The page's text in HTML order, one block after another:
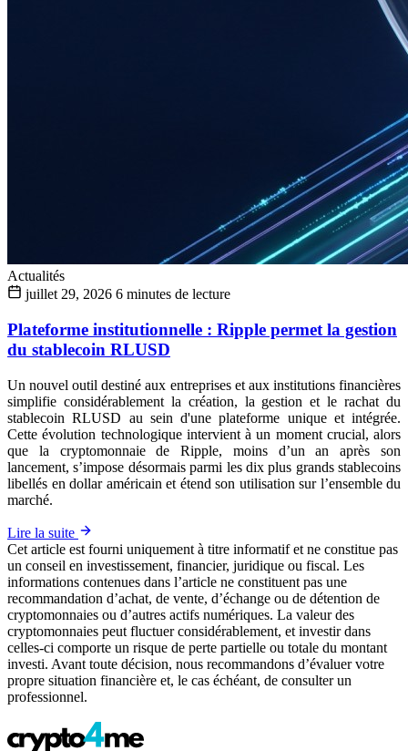
Actualités
juillet 29, 2026 6 minutes de lecture
Plateforme institutionnelle : Ripple permet la gestion
du stablecoin RLUSD
Un nouvel outil destiné aux entreprises et aux institutions financières
simplifie considérablement la création, la gestion et le rachat du
stablecoin RLUSD au sein d'une plateforme unique et intégrée.
Cette évolution technologique intervient à un moment crucial, alors
que la cryptomonnaie de Ripple, moins d’un an après son
lancement, s’impose désormais parmi les dix plus grands stablecoins
libellés en dollar américain et étend son utilisation sur l’ensemble du
marché.
Lire la suite
Cet article est fourni uniquement à titre informatif et ne constitue pas
un conseil en investissement, financier, juridique ou fiscal. Les
informations contenues dans l’article ne constituent pas une
recommandation d’achat, de vente, d’échange ou de détention de
cryptomonnaies ou d’autres actifs numériques. La valeur des
cryptomonnaies peut fluctuer considérablement, et investir dans
celles-ci comporte un risque de perte partielle ou totale du montant
investi. Avant toute décision, nous recommandons d’évaluer votre
propre situation financière et, le cas échéant, de consulter un
professionnel.